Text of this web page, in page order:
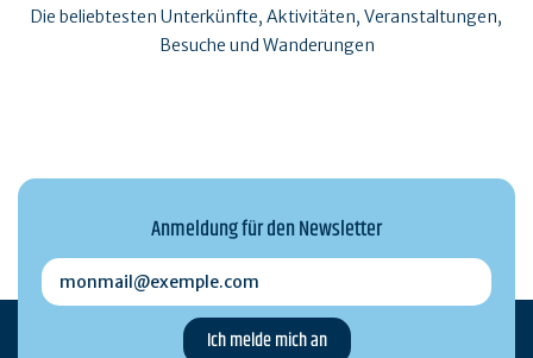
Die beliebtesten Unterkünfte, Aktivitäten, Veranstaltungen,
Besuche und Wanderungen
Anmeldung für den Newsletter
monmail@exemple.com